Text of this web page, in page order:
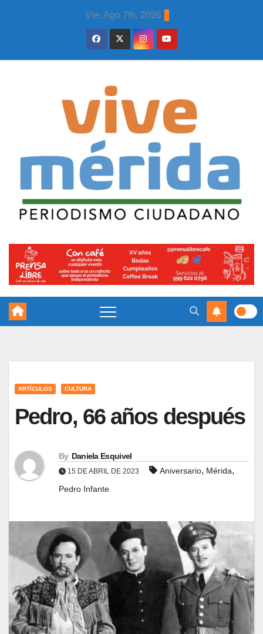
Vie. Ago 7th, 2026
ARTÍCULOS CULTURA
Pedro, 66 años después
By Daniela Esquivel
15 DE ABRIL DE 2023 Aniversario, Mérida,
Pedro Infante